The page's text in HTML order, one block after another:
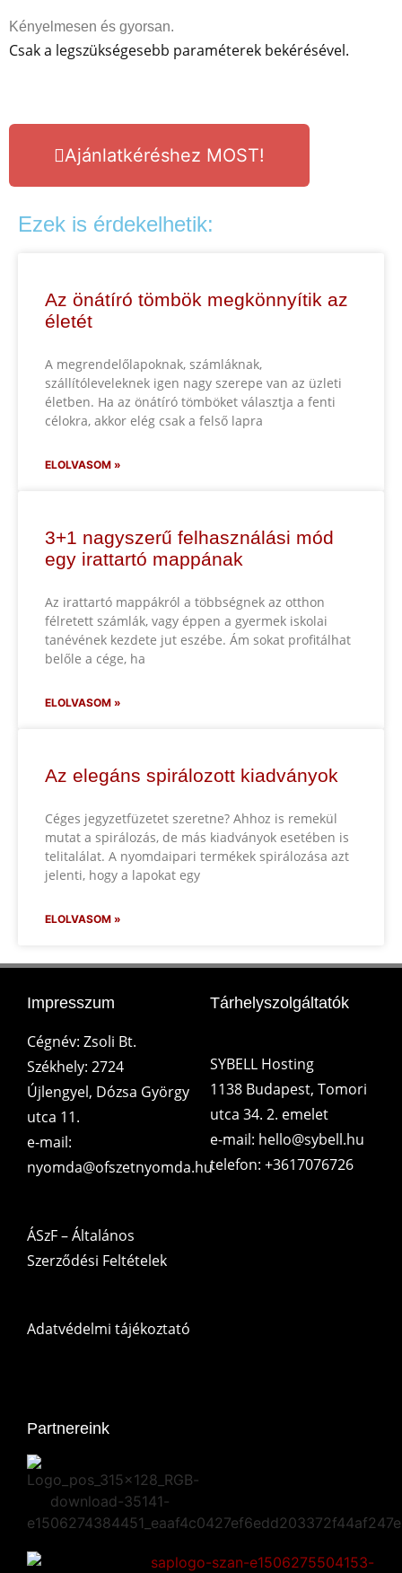
Kényelmesen és gyorsan.
Csak a legszükségesebb paraméterek bekérésével.
Ajánlatkéréshez MOST!
Ezek is érdekelhetik:
Az önátíró tömbök megkönnyítik az
életét
A megrendelőlapoknak, számláknak,
szállítóleveleknek igen nagy szerepe van az üzleti
életben. Ha az önátíró tömböket választja a fenti
célokra, akkor elég csak a felső lapra
ELOLVASOM »
3+1 nagyszerű felhasználási mód
egy irattartó mappának
Az irattartó mappákról a többségnek az otthon
félretett számlák, vagy éppen a gyermek iskolai
tanévének kezdete jut eszébe. Ám sokat profitálhat
belőle a cége, ha
ELOLVASOM »
Az elegáns spirálozott kiadványok
Céges jegyzetfüzetet szeretne? Ahhoz is remekül
mutat a spirálozás, de más kiadványok esetében is
telitalálat. A nyomdaipari termékek spirálozása azt
jelenti, hogy a lapokat egy
ELOLVASOM »
Impresszum
Cégnév: Zsoli Bt.
Székhely: 2724
Újlengyel, Dózsa György
utca 11.
e-mail:
nyomda@ofszetnyomda.hu
ÁSzF – Általános
Szerződési Feltételek
Adatvédelmi tájékoztató
Tárhelyszolgáltatók
SYBELL Hosting
1138 Budapest, Tomori
utca 34. 2. emelet
e-mail: hello@sybell.hu
telefon: +3617076726
Partnereink